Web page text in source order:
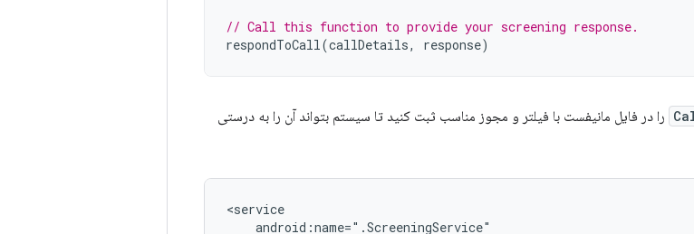
// Call this function to provide your screening response.
respondToCall(callDetails, response)
را در فایل مانیفست با فیلتر و مجوز مناسب ثبت کنید تا سیستم بتواند آن را به درستی